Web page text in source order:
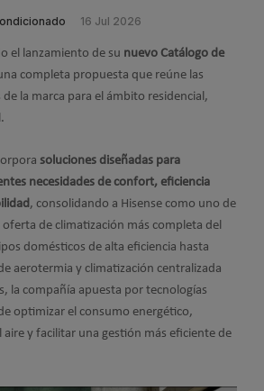
16 Jul 2026
el lanzamiento de su nuevo Catálogo de
completa propuesta que reúne las
la marca para el ámbito residencial,
soluciones diseñadas para
necesidades de confort, eficiencia
, consolidando a Hisense como uno de
oferta de climatización más completa del
domésticos de alta eficiencia hasta
aerotermia y climatización centralizada
la compañía apuesta por tecnologías
optimizar el consumo energético,
aire y facilitar una gestión más eficiente de